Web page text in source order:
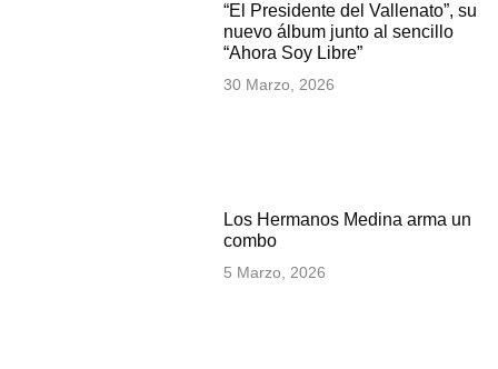
“El Presidente del Vallenato”, su
nuevo álbum junto al sencillo
“Ahora Soy Libre”
30 Marzo, 2026
Los Hermanos Medina arma un
combo
5 Marzo, 2026